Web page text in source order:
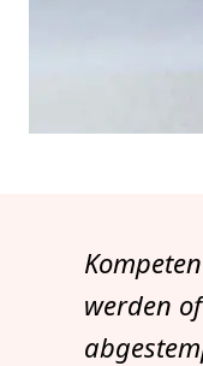
werden